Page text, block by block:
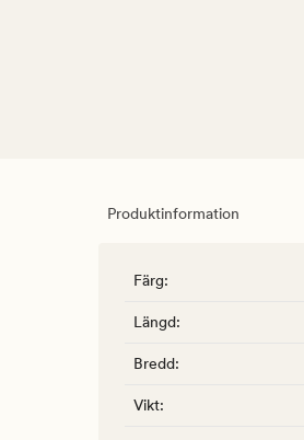
Produktinformation
Färg:
Längd:
Bredd:
Vikt: